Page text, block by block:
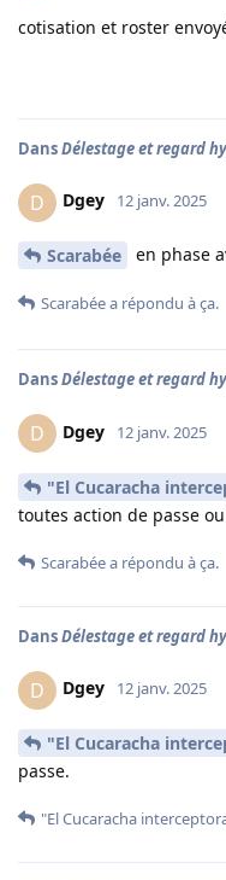
cotisation et roster
DansDélestage et regard
D Dgey 12 janv. 2025
Scarabée en phase
Scarabéea répondu à ça.
DansDélestage et regard
D Dgey 12 janv. 2025
"El Cucaracha
toutes action de passe
Scarabéea répondu à ça.
DansDélestage et regard
D Dgey 12 janv. 2025
"El Cucaracha
passe.
"El Cucaracha